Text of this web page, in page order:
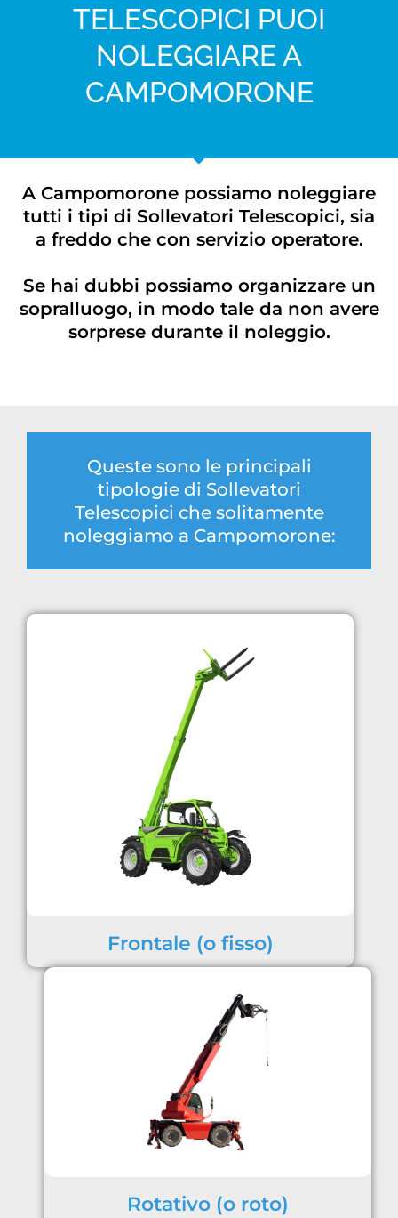
TELESCOPICI PUOI
NOLEGGIARE A
CAMPOMORONE
A Campomorone possiamo noleggiare
tutti i tipi di Sollevatori Telescopici, sia
a freddo che con servizio operatore.
Se hai dubbi possiamo organizzare un
sopralluogo, in modo tale da non avere
sorprese durante il noleggio.
Queste sono le principali
tipologie di Sollevatori
Telescopici che solitamente
noleggiamo a Campomorone:
Frontale (o fisso)
Rotativo (o roto)